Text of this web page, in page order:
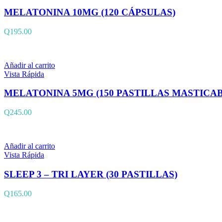
MELATONINA 10MG (120 CÁPSULAS)
Q195.00
Añadir al carrito
Vista Rápida
MELATONINA 5MG (150 PASTILLAS
Q245.00
Añadir al carrito
Vista Rápida
SLEEP 3 – TRI LAYER (30 PASTILLAS)
Q165.00